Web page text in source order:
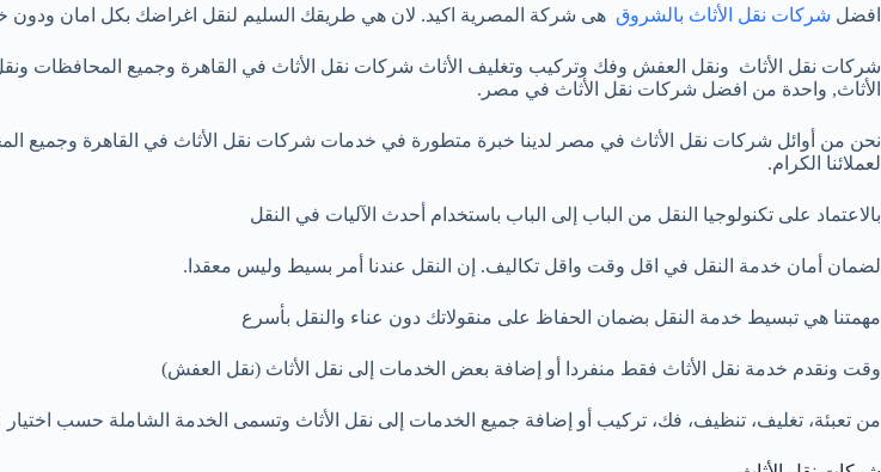
افضل شركات نقل الأثاث بالشروق هى شركة المصرية اكيد. لان هي طريقك السليم لنقل اغراضك بكل امان ودون
شركات نقل الأثاث ونقل العفش وفك وتركيب وتغليف الأثاث شركات نقل الأثاث في القاهرة وجميع المحافظات
الأثاث, واحدة من افضل شركات نقل الأثاث في مصر.
نحن من أوائل شركات نقل الأثاث في مصر لدينا خبرة متطورة في خدمات شركات نقل الأثاث في القاهرة وجميع
لعملائنا الكرام.
بالاعتماد على تكنولوجيا النقل من الباب إلى الباب باستخدام أحدث الآليات في النقل
لضمان أمان خدمة النقل في اقل وقت واقل تكاليف. إن النقل عندنا أمر بسيط وليس معقدا.
مهمتنا هي تبسيط خدمة النقل بضمان الحفاظ على منقولاتك دون عناء والنقل بأسرع
وقت ونقدم خدمة نقل الأثاث فقط منفردا أو إضافة بعض الخدمات إلى نقل الأثاث (نقل العفش)
من تعبئة، تغليف، تنظيف، فك، تركيب أو إضافة جميع الخدمات إلى نقل الأثاث وتسمى الخدمة الشاملة حسب اختيار